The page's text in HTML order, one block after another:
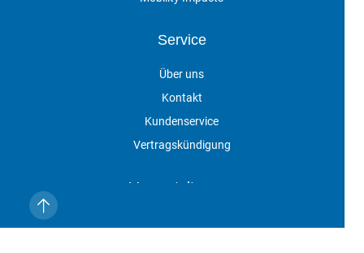
Service
Über uns
Kontakt
Kundenservice
Vertragskündigung
Veranstaltungen